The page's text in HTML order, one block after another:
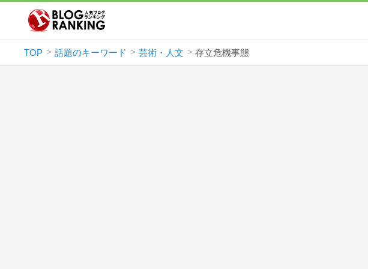
TOP 話題のキーワード 芸術・人文 存立危機事態